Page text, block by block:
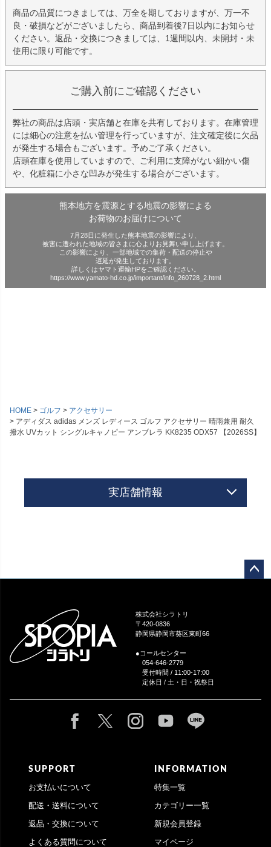
商品の品質につきましては、万全を期しておりますが、万一不
良・破損などがございましたら、商品到着後7日以内にお知らせ
ください。返品・交換につきましては、1週間以内、未開封・未
使用に限り可能です。
ご購入前にご確認ください
弊社の商品は店頭・実店舗と在庫を共有しております。在庫管理
には細心の注意を払い管理を行っていますが、注文確定後に欠品
が発生する場合もございます。予めご了承ください。
店頭在庫を使用していますので、ご利用に支障がない細かい傷
や、化粧箱に小さな凹みが発生する場合がございます。
熊本地方を震源とする地震の影響による
お荷物のお届けについて
7月28日に発生した熊本地震の影響により、
被害に遭われた地域の皆さまに心よりお見舞い申し上げます。
この影響により、一部地域での集荷・配送の停止や
遅延が発生しております。
詳しくはヤマト運輸HPをご確認ください。
https://www.yamato-hd.co.jp/important/info_260728_2.html
HOME ゴルフ
アクセサリー
アディダス adidas メンズ レディース ゴルフ アクセサリー 晴雨兼用 耐久
撥水 UVカット シングルキャノピー アンブレラ KK8235 ODX57 【2026SS】
実店舗情報
株式会社シラトリ
〒420-0836
静岡県静岡市葵区東町66
●コールセンター
054-646-2779
受付時間 / 11:00-17:00
定休日 / 土・日・祝祭日
SUPPORT
お支払いについて
配送・送料について
返品・交換について
よくある質問について
INFORMATION
特集一覧
カテゴリー一覧
新規会員登録
マイページ